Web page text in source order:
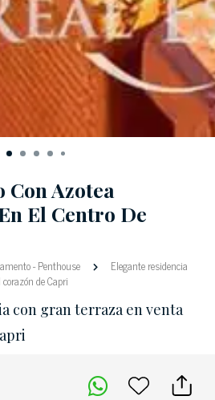
Azotea
El Centro De
-Penthouse
Elegante residencia
de Capri
con gran terraza en venta